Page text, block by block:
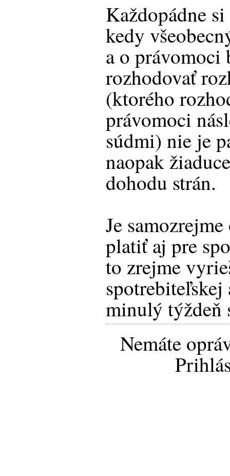
Každopádne
kedy
a o právomoci
rozhodovať
(ktorého
právomoci
súdmi) nie je
naopak
dohodu strán.
Je
platiť aj pre
to zrejme
minulý týždeň
Nemáte